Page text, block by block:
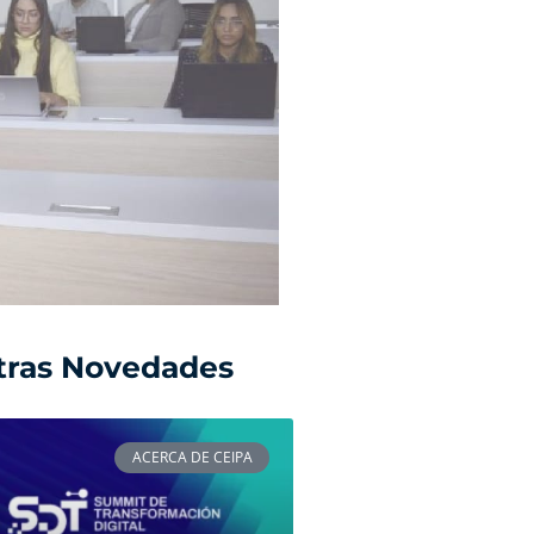
Novedades
ACERCA DE CEIPA